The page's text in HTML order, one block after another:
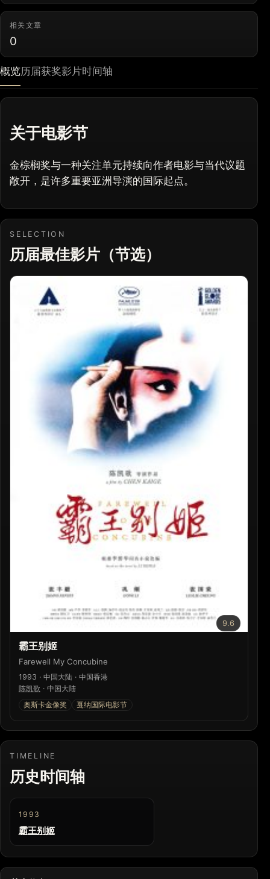
相关文章
0
概览历届获奖影片时间轴
关于电影节
金棕榈奖与一种关注单元持续向作者电影与当代议题
敞开，是许多重要亚洲导演的国际起点。
SELECTION
历届最佳影片（节选）
9.6
霸王别姬
Farewell My Concubine
1993 · 中国大陆 · 中国香港
陈凯歌 · 中国大陆
奥斯卡金像奖 戛纳国际电影节
TIMELINE
历史时间轴
1993
霸王别姬